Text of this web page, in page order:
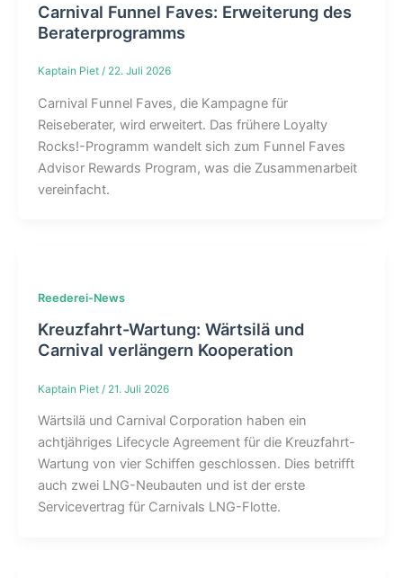
Carnival Funnel Faves: Erweiterung des
Beraterprogramms
Kaptain Piet / 22. Juli 2026
Carnival Funnel Faves, die Kampagne für
Reiseberater, wird erweitert. Das frühere Loyalty
Rocks!-Programm wandelt sich zum Funnel Faves
Advisor Rewards Program, was die Zusammenarbeit
vereinfacht.
Reederei-News
Kreuzfahrt-Wartung: Wärtsilä und
Carnival verlängern Kooperation
Kaptain Piet / 21. Juli 2026
Wärtsilä und Carnival Corporation haben ein
achtjähriges Lifecycle Agreement für die Kreuzfahrt-
Wartung von vier Schiffen geschlossen. Dies betrifft
auch zwei LNG-Neubauten und ist der erste
Servicevertrag für Carnivals LNG-Flotte.